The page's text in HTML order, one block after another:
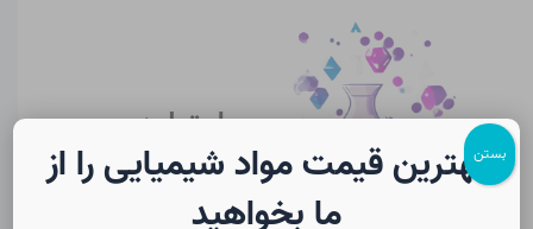
سایت لرن
شیمی
بهترین قیمت مواد شیمیایی را از
ما بخواهید
بستن